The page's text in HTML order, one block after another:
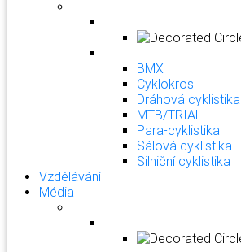
BMX
Cyklokros
Dráhová cyklistika
MTB/TRIAL
Para-cyklistika
Sálová cyklistika
Silniční cyklistika
Vzdělávání
Média